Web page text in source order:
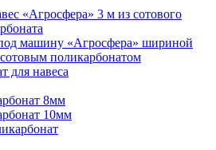
«Агросфера» 3 м из сотового
машину «Агросфера» шириной
поликарбонатом
для навеса
8мм
10мм